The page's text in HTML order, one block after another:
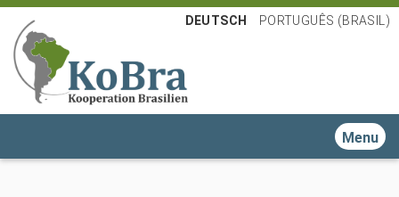
DEUTSCH PORTUGUÊS (BRASIL)
Toggle